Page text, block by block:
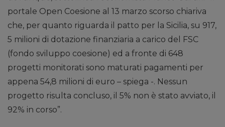
portale Open Coesione al 13 marzo scorso chiariva
che, per quanto riguarda il patto per la Sicilia, su 917,
5 milioni di dotazione finanziaria a carico del FSC
(fondo sviluppo coesione) ed a fronte di 648
progetti monitorati sono maturati pagamenti per
appena 54,8 milioni di euro – spiega -. Nessun
progetto risulta concluso, il 5% non è stato avviato, il
92% in corso”.